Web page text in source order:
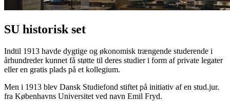
SU historisk set
Indtil 1913 havde dygtige og økonomisk trængende studerende i
århundreder kunnet få støtte til deres studier i form af private legater
eller en gratis plads på et kollegium.
Men i 1913 blev Dansk Studiefond stiftet på initiativ af en stud.jur.
fra Københavns Universitet ved navn Emil Fryd.